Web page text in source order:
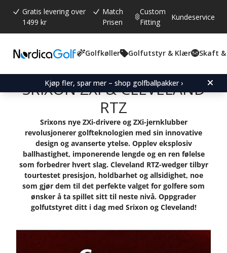
Gratis levering over
1499 kr
Match
Prisen
Custom
Fitting
Kundeservice
Golfkøller Golfutstyr & Klær Skaft &
Kjøp fler, spar mer – shop golfballpakker ›
SRIXON ZXi & CLEVELAND
RTZ
Srixons nye ZXi-drivere og ZXi-jernklubber
revolusjonerer golfteknologien med sin innovative
design og avanserte ytelse. Opplev eksplosiv
ballhastighet, imponerende lengde og en ren følelse
som forbedrer hvert slag. Cleveland RTZ-wedger tilbyr
tourtestet presisjon, holdbarhet og allsidighet, noe
som gjør dem til det perfekte valget for golfere som
ønsker å ta spillet sitt til neste nivå. Oppgrader
golfutstyret ditt i dag med Srixon og Cleveland!